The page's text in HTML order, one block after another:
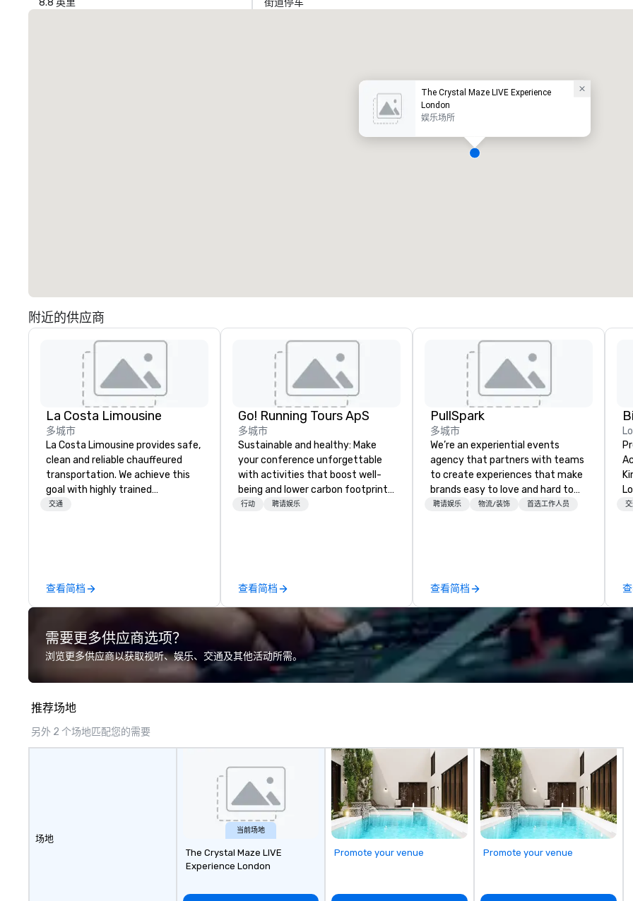
8.8 英里
街道停车
The Crystal Maze LIVE Experience
London
娱乐场所
附近的供应商
La Costa Limousine
多城市
La Costa Limousine provides safe,
clean and reliable chauffeured
transportation. We achieve this
goal with highly trained
chauffeurs, the newest vehicles
perfectly maintained fleet of late
model luxury vehicles to the
professional team of chauffeurs
and support staff; you will know
Costa Limousine.
交通
查看简档
Go! Running Tours ApS
多城市
Sustainable and healthy: Make
your conference unforgettable
with activities that boost well-
being and lower carbon footprints.
Explore the world on the run with
行动 聘请娱乐
查看简档
PullSpark
多城市
We’re an experiential events
agency that partners with teams
to create experiences that make
brands easy to love and hard to
forget. Most companies already
聘请娱乐 物流/装饰 首选工作人员
查看简档
6
需要更多供应商选项？
浏览更多供应商以获取视听、娱乐、交通及其他活动所需。
推荐场地
另外 2 个场地匹配您的需要
场地
当前场地
The Crystal Maze LIVE
Experience London
Promote your venue Promote your venue